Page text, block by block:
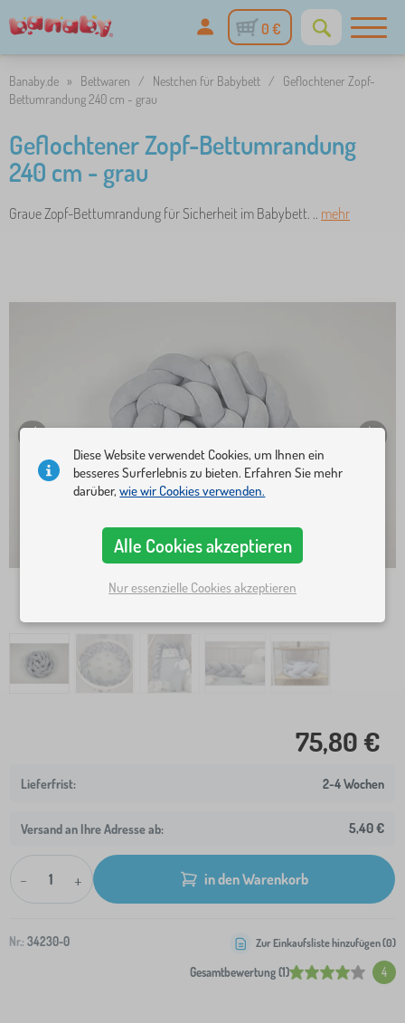
0 €
Banaby.de » Bettwaren / Nestchen für Babybett /
Geflochtener Zopf-
Bettumrandung 240 cm - grau
Geflochtener Zopf-Bettumrandung
240 cm - grau
Graue Zopf-Bettumrandung für Sicherheit im Babybett. .. mehr
75,80 €
2-4 Wochen
Versand an Ihre Adresse ab: 5,40 €
- + in den Warenkorb
Nr.: 34230-0
Gesamtbewertung (1) 4
Zur Einkaufsliste hinzufügen (0)
Diese Website verwendet Cookies, um Ihnen ein
besseres Surferlebnis zu bieten. Erfahren Sie mehr
darüber,wie wir Cookies verwenden.
Alle Cookies akzeptieren
Nur essenzielle Cookies akzeptieren